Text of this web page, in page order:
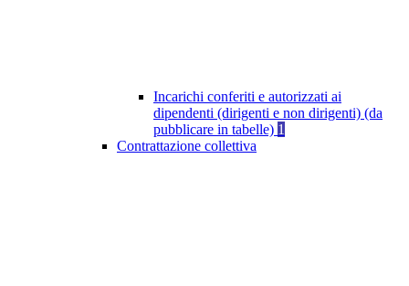
Incarichi conferiti e autorizzati ai
dipendenti (dirigenti e non dirigenti) (da
pubblicare in tabelle) 1
Contrattazione collettiva